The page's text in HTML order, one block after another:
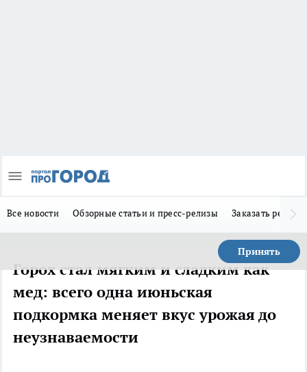
Все новости Обзорные статьи и пресс-релизы Заказать
Принять
Горох стал мягким и сладким как
мед: всего одна июньская
подкормка меняет вкус урожая до
неузнаваемости